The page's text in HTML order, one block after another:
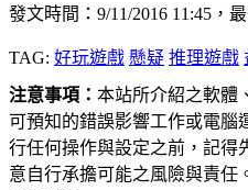
發文時間：9/11/2016 11:45，
TAG: 好玩遊戲 懸疑 推理遊戲
注意事項： 本站所介紹之軟體
可預知的錯誤影響工作或電腦
行任何操作與設定之前，記得
意自行承擔可能之風險與責任